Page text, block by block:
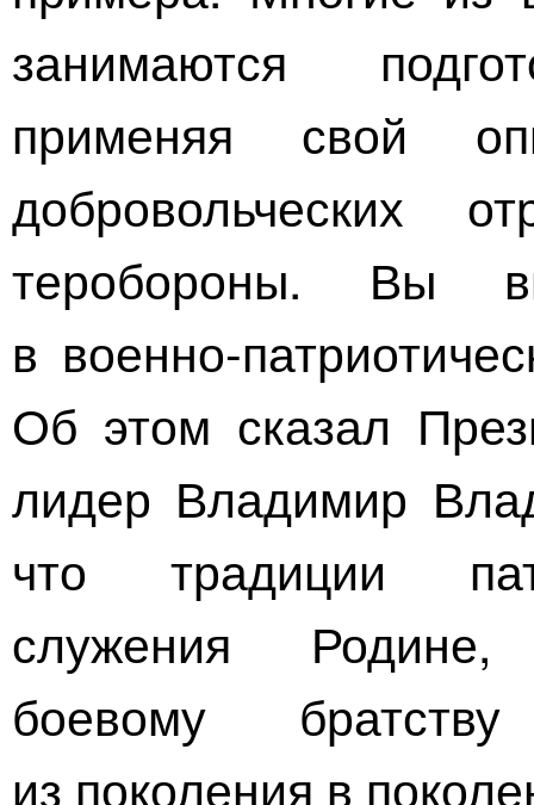
занимаются
применяя свой
добровольческих
теробороны. Вы
в военно-
Об этом сказал
лидер Владимир
что традиции
служения
боевому
из поколения в